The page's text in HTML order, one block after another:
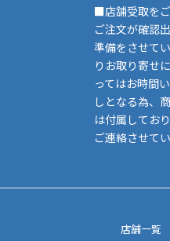
■店舗受取を
ご注文が確認
準備をさせて
りお取り寄せ
ってはお時間
しとなる為、
は付属してお
ご連絡させて
店舗一覧